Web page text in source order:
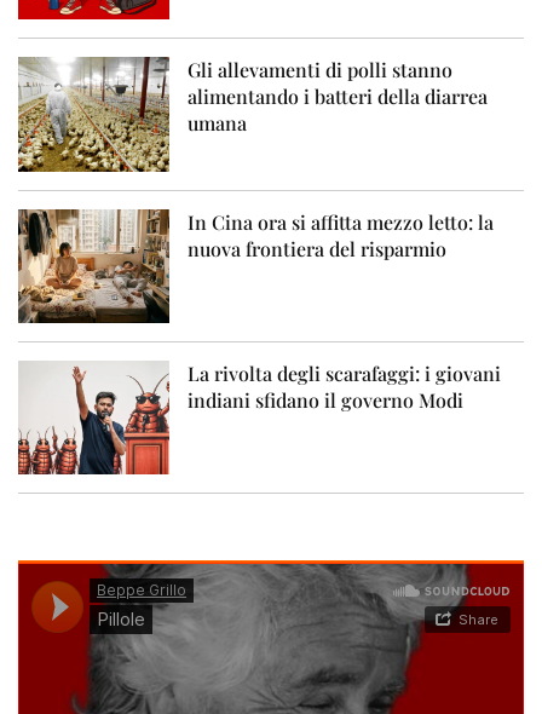
Gli allevamenti di polli stanno
alimentando i batteri della diarrea
umana
In Cina ora si affitta mezzo letto: la
nuova frontiera del risparmio
La rivolta degli scarafaggi: i giovani
indiani sfidano il governo Modi